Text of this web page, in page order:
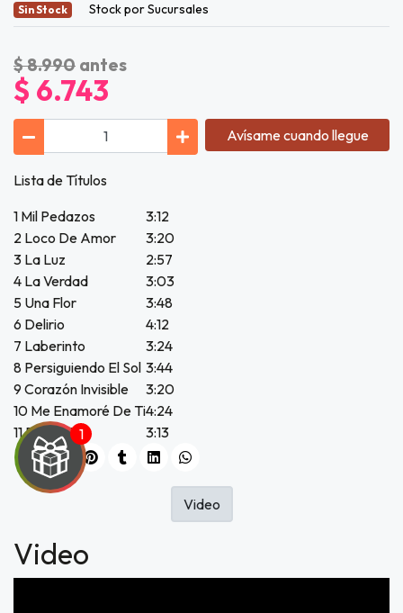
Sin Stock Stock por Sucursales
$ 8.990 antes
$ 6.743
Avísame cuando llegue
Lista de Títulos
1 Mil Pedazos
3:12
2 Loco De Amor
3:20
3 La Luz
2:57
4 La Verdad
3:03
5 Una Flor
3:48
6 Delirio
4:12
7 Laberinto
3:24
8 Persiguiendo El Sol 3:44
9 Corazón Invisible
3:20
10 Me Enamoré De Ti4:24
11 Radio Elvis
3:13
Video
Video